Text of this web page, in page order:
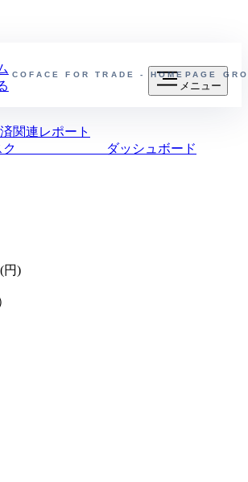
COFACE FOR TRADE - HOMEPAGE
メニュー
関連レポート
スク ダッシュボード
円)